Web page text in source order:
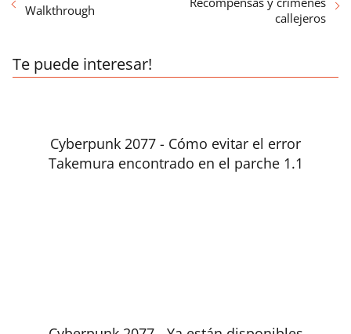
Walkthrough
callejeros
Te puede interesar!
Cyberpunk 2077 - Cómo evitar el error
Takemura encontrado en el parche 1.1